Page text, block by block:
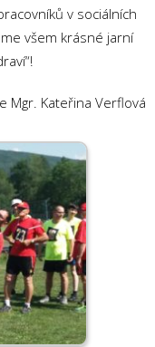
v sociálních
všem krásné jarní
Mgr. Kateřina Verflová